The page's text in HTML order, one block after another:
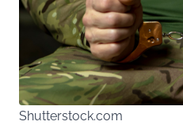
Shutterstock.com